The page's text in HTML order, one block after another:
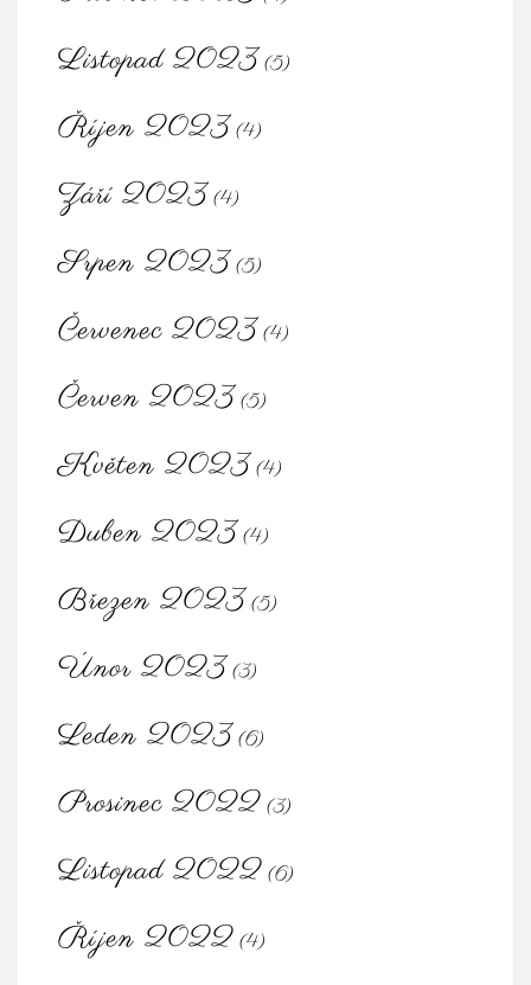
Listopad 2023 (5)
Říjen 2023 (4)
Září 2023 (4)
Srpen 2023 (5)
Červenec 2023 (4)
Červen 2023 (5)
Květen 2023 (4)
Duben 2023 (4)
Březen 2023 (5)
Únor 2023 (3)
Leden 2023 (6)
Prosinec 2022 (3)
Listopad 2022 (6)
Říjen 2022 (4)